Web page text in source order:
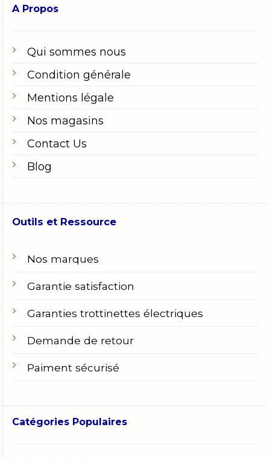
A Propos
Qui sommes nous
Condition générale
Mentions légale
Nos magasins
Contact Us
Blog
Outils et Ressource
Nos marques
Garantie satisfaction
Garanties trottinettes électriques
Demande de retour
Paiment sécurisé
Catégories Populaires